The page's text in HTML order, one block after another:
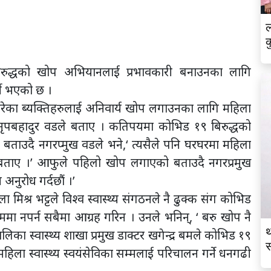
खोप अभियानलाई प्रभावकारी बनाउनका लागि
भएको छ ।
ब्यक्तिहरुलाई अनिवार्य खोप लगाउनका लागि महिला
वडले बताए । कतिपयमा कोभिड १९ बिरुद्धको
नगरप्मुख वडले भने,‘ त्यसैले पनि घरघरमा महिला
।’ आफुले पहिलो खोप लगाएको बताउदै नगरप्रमुख
गर्दछौं ।’
मिश्र भट्टले विश्व स्वास्थ्य संगठनले नै ढुक्क संग कोभिड
नपर्न सबैमा आग्रह गरिन । उनले भनिन्, ‘ बरु खोप नै
स्वास्थ्य शाखा प्रमुख डाक्टर खगेन्द्र बमले कोभिड १९
स्वास्थ्य स्वयंसेविका सम्मलाई परिचालन गर्ने धनगढी